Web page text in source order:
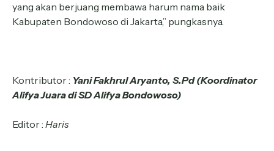
yang akan berjuang membawa harum nama baik
Kabupaten Bondowoso di Jakarta,” pungkasnya.
Kontributor : Yani Fakhrul Aryanto, S.Pd (Koordinator
Alifya Juara di SD Alifya Bondowoso)
Editor : Haris